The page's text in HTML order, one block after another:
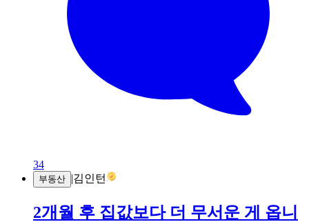
34
부동산 |김인턴
2개월 후 집값보다 더 무서운 게 옵니